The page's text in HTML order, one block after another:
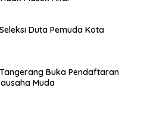
Duta Pemuda Kota
Buka Pendaftaran
Muda